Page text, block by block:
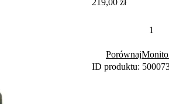
219,00 zł
Porównaj
ID produktu: